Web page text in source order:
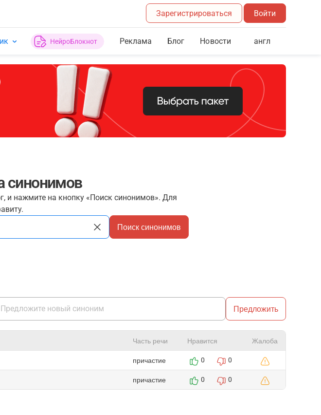
Зарегистрироваться Войти
НейроБлокнот Реклама Блог Новости англ
синонимов
и нажмите на кнопку «Поиск синонимов». Для
Поиск синонимов
Предложить
Часть речи Нравится Жалоба
причастие 0 0
причастие 0 0